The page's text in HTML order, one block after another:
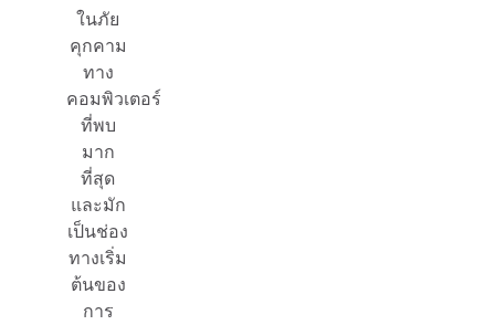
ในภัย
คุกคาม
ทาง
คอมพิวเตอร์
ที่พบ
มาก
ที่สุด
และมัก
เป็นช่อง
ทางเริ่ม
ต้นของ
การ